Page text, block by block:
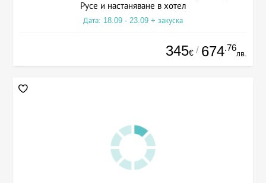
Русе и настаняване в хотел
Дата: 18.09 - 23.09 + закуска
345€ / 674.76
лв.